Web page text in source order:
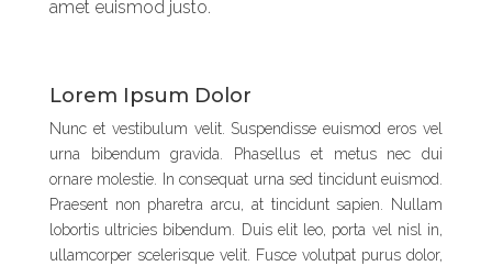
amet euismod justo.
Lorem Ipsum Dolor
Nunc et vestibulum velit. Suspendisse euismod eros vel
urna bibendum gravida. Phasellus et metus nec dui
ornare molestie. In consequat urna sed tincidunt euismod.
Praesent non pharetra arcu, at tincidunt sapien. Nullam
lobortis ultricies bibendum. Duis elit leo, porta vel nisl in,
ullamcorper scelerisque velit. Fusce volutpat purus dolor,